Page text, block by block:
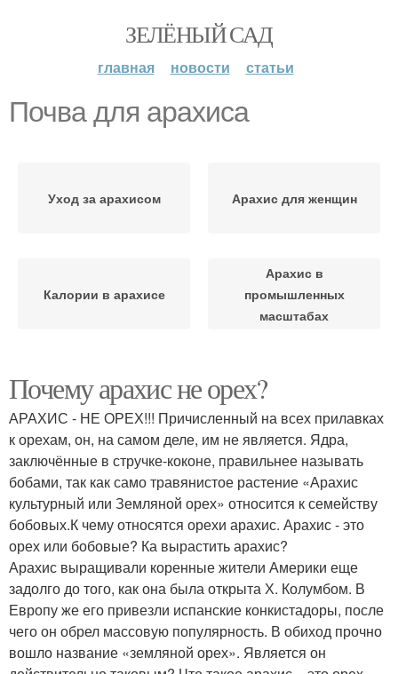
ЗЕЛЁНЫЙ САД
главная новости статьи
Почва для арахиса
Уход за арахисом Арахис для женщин
Калории в арахисе
Арахис в
промышленных
масштабах
Почему арахис не орех?
АРАХИС - НЕ ОРЕХ!!! Причисленный на всех прилавках
к орехам, он, на самом деле, им не является. Ядра,
заключённые в стручке-коконе, правильнее называть
бобами, так как само травянистое растение «Арахис
культурный или Земляной орех» относится к семейству
бобовых.К чему относятся орехи арахис. Арахис - это
орех или бобовые? Ка вырастить арахис?
Арахис выращивали коренные жители Америки еще
задолго до того, как она была открыта Х. Колумбом. В
Европу же его привезли испанские конкистадоры, после
чего он обрел массовую популярность. В обиход прочно
вошло название «земляной орех». Является он